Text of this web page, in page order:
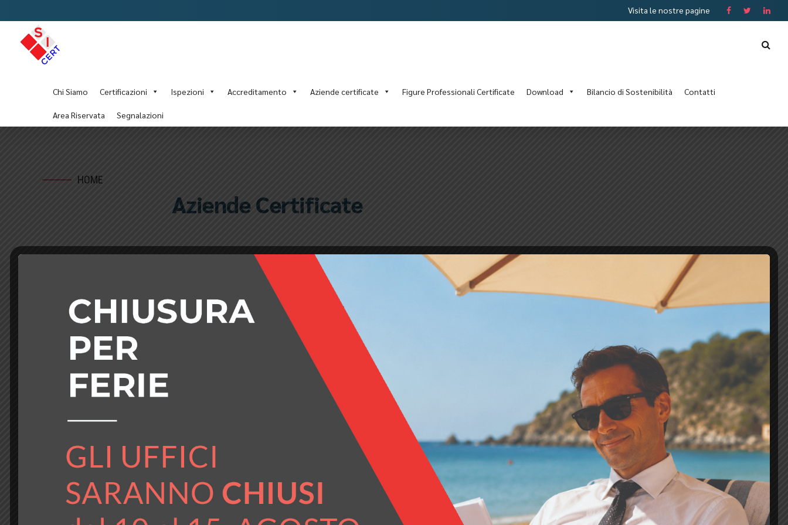
Visita le nostre pagine
Chi Siamo Certificazioni Ispezioni Accreditamento Aziende certificate Figure Professionali Certificate Download Bilancio di Sostenibilità Contatti
Area Riservata Segnalazioni
HOME
Aziende Certificate